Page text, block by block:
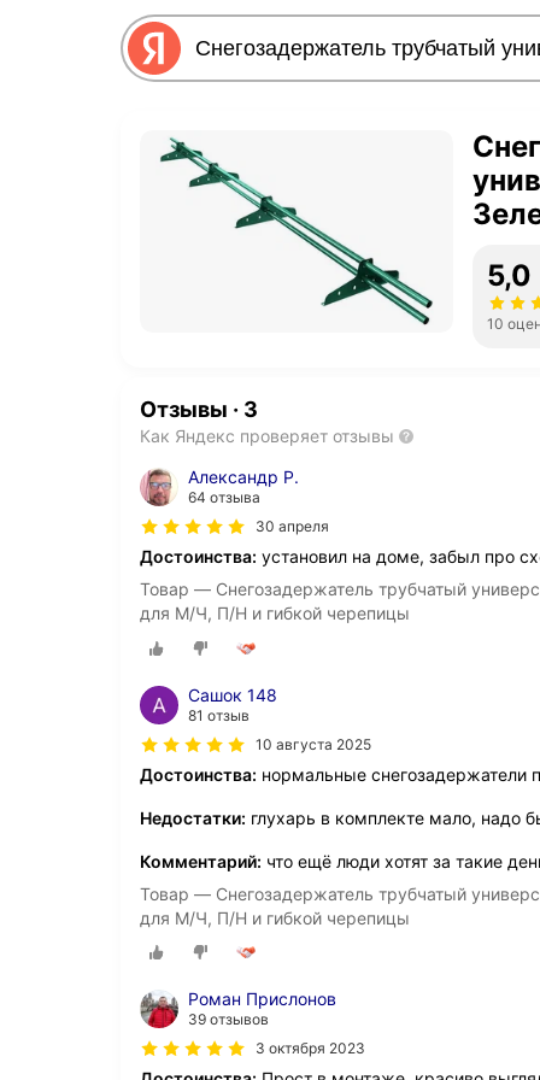
5,0
10
Отзывы · 3
Как Яндекс проверяет отзывы
Александр Р.
64 отзыва
30 апреля
Достоинства: установил на доме, забыл про
Товар — Снегозадержатель трубчатый
для М/Ч, П/Н и гибкой черепицы
Сашок 148
81 отзыв
10 августа 2025
Достоинства: нормальные снегозадержатели
Недостатки: глухарь в комплекте мало, надо
Комментарий: что ещё люди хотят за такие
Товар — Снегозадержатель трубчатый
для М/Ч, П/Н и гибкой черепицы
Роман Прислонов
39 отзывов
3 октября 2023